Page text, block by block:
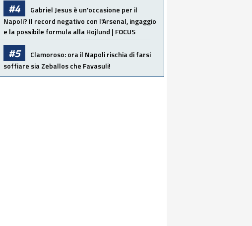
#4
Gabriel Jesus è un'occasione per il
Napoli? Il record negativo con l'Arsenal, ingaggio
e la possibile formula alla Hojlund | FOCUS
#5
Clamoroso: ora il Napoli rischia di farsi
soffiare sia Zeballos che Favasuli!